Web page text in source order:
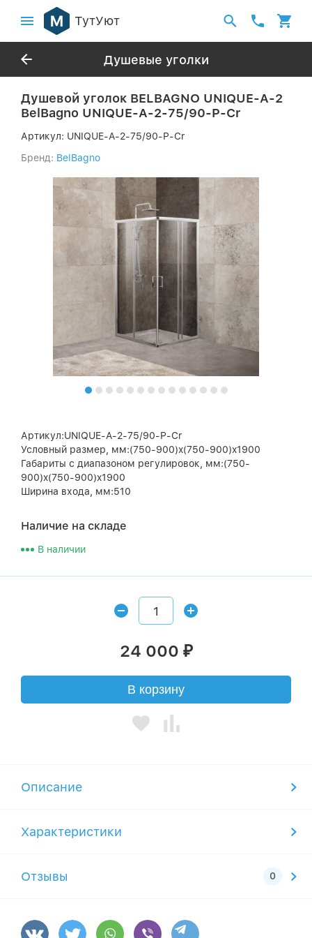
ТутУют
Душевые уголки
Душевой уголок BELBAGNO UNIQUE-A-2
BelBagno UNIQUE-A-2-75/90-P-Cr
Артикул: UNIQUE-A-2-75/90-P-Cr
Бренд: BelBagno
Артикул:UNIQUE-A-2-75/90-P-Cr
Условный размер, мм:(750-900)x(750-900)x1900
Габариты с диапазоном регулировок, мм:(750-
900)x(750-900)x1900
Ширина входа, мм:510
Наличие на складе
В наличии
24 000 ₽
В корзину
Описание
Характеристики
Отзывы